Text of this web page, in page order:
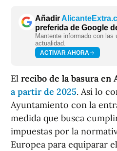
Añadir
preferida de Google
Mantente informado con las
actualidad.
ACTIVAR AHORA
El recibo de la basura en
a partir de 2025. Así lo
Ayuntamiento con la
medida que busca
impuestas por la
Europea para equiparar